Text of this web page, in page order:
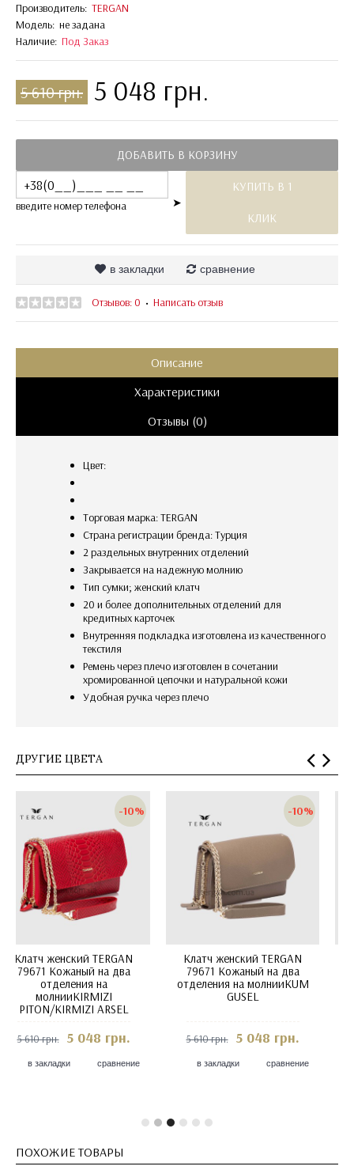
Производитель: TERGAN
Модель: не задана
Наличие: Под Заказ
5 610 грн. 5 048 грн.
ДОБАВИТЬ В КОРЗИНУ
введите номер телефона ➤
КУПИТЬ В 1
КЛИК
в закладки сравнение
Отзывов: 0 • Написать отзыв
Описание
Характеристики
Отзывы (0)
Цвет:
Торговая марка: TERGAN
Страна регистрации бренда: Турция
2 раздельных внутренних отделений
закрывается на надежную молнию
Тип сумки; женский клатч
20 и более дополнительных отделений для
кредитных карточек
внутренняя подкладка изготовлена из качественного
текстиля
ремень через плечо изготовлен в сочетании
хромированной цепочки и натуральной кожи
Удобная ручка через плечо
ДРУГИЕ ЦВЕТА
-10%
Клатч женский TERGAN
79671 Кожаный на два
отделения на молнииKUM
PITON/KUM ARSEL
5 610 грн. 5 048 грн.
в закладки сравнение
-10%
Клатч женский TERGAN
79671 Кожаный на два
отделения на
молнииLACIVERT LATIGO
5 610 грн. 5 048 грн.
в закладки сравнение
ПОХОЖИЕ ТОВАРЫ